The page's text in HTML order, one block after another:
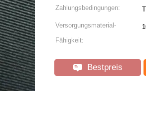
Zahlungsbedingungen:
Versorgungsmaterial-
Fähigkeit:
Bestpreis